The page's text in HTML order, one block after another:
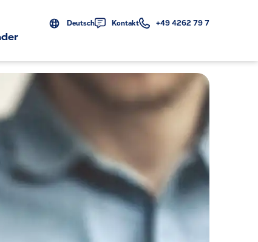
Deutsch Kontakt +49 4262 79 7